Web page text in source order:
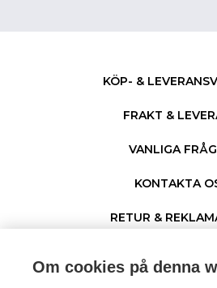
KÖP- &
FRAKT &
VANLIGA
KONTAKTA
RETUR &
Om cookies på denna